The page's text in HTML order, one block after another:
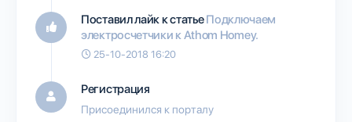
Поставил лайк к статьеПодключаем
элeктросчетчики к Athom Homey.
25-10-2018 16:20
Регистрация
Присоединился к порталу